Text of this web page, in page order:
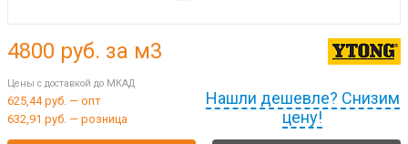
Нашли дешевле? Снизим
цену!
4800 руб. за м3
Цены с доставкой до МКАД
625,44 руб. — опт
632,91 руб. — розница